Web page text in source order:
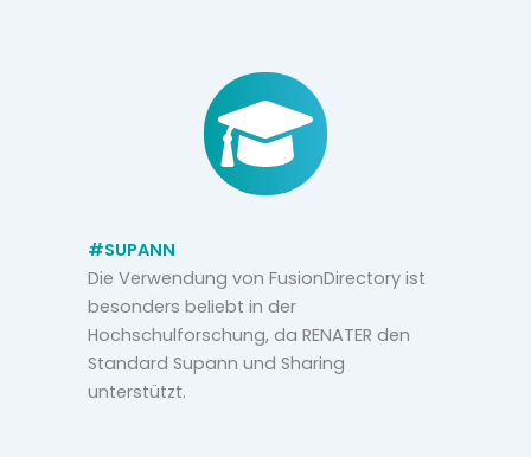
#SUPANN
Die Verwendung von FusionDirectory ist
besonders beliebt in der
Hochschulforschung, da RENATER den
Standard Supann und Sharing
unterstützt.